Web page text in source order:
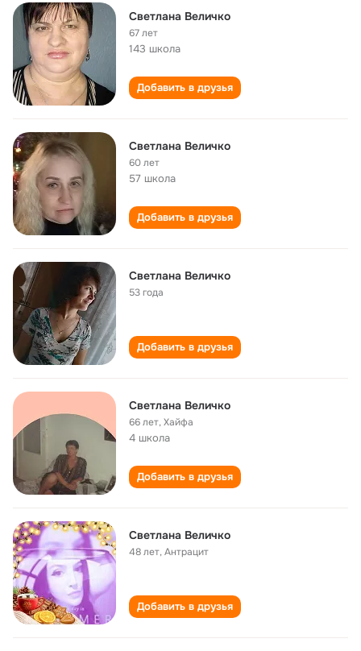
Светлана Величко
67 лет
143 школа
Добавить в друзья
Светлана Величко
60 лет
57 школа
Добавить в друзья
Светлана Величко
53 года
Добавить в друзья
Светлана Величко
66 лет,Хайфа
4 школа
Добавить в друзья
Светлана Величко
48 лет,Антрацит
Добавить в друзья